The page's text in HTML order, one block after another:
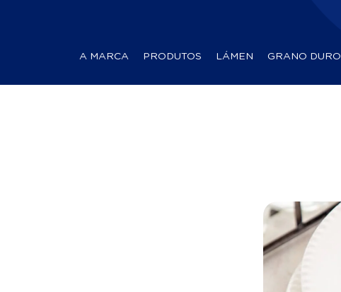
A MARCA PRODUTOS LÁMEN GRANO DURO